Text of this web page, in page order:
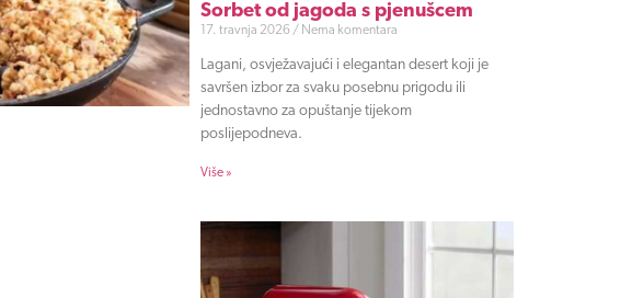
Sorbet od jagoda s pjenušcem
17. travnja 2026 Nema komentara
Lagani, osvježavajući i elegantan desert koji je
savršen izbor za svaku posebnu prigodu ili
jednostavno za opuštanje tijekom
poslijepodneva.
Više »